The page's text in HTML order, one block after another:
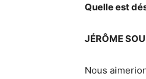
Quelle est
JÉRÔME
Nous